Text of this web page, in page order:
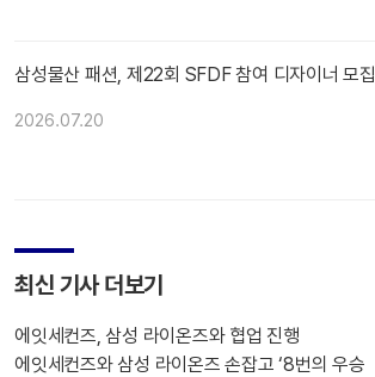
삼성물산 패션, 제22회 SFDF 참여 디자이너 모집
2026.07.20
최신 기사 더보기
에잇세컨즈, 삼성 라이온즈와 협업 진행
에잇세컨즈와 삼성 라이온즈 손잡고 ‘8번의 우승